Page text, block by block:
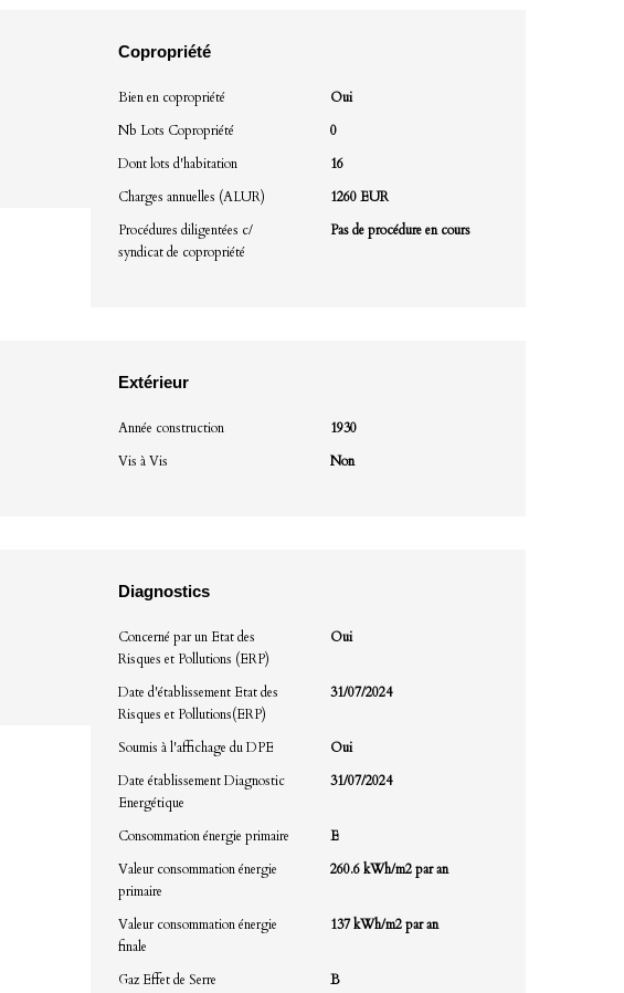
Copropriété
Bien en copropriété
Oui
Nb Lots Copropriété
0
Dont lots d'habitation
16
Charges annuelles (ALUR)
1260 EUR
Procédures diligentées c/
syndicat de copropriété
Pas de procédure en cours
Extérieur
Année construction
1930
Vis à Vis
Non
Diagnostics
Concerné par un Etat des
Risques et Pollutions (ERP)
Oui
Date d'établissement Etat des
Risques et Pollutions(ERP)
31/07/2024
Soumis à l'affichage du DPE
Oui
Date établissement Diagnostic
Energétique
31/07/2024
Consommation énergie primaire
E
Valeur consommation énergie
primaire
260.6 kWh/m2 par an
Valeur consommation énergie
finale
137 kWh/m2 par an
Gaz Effet de Serre
B